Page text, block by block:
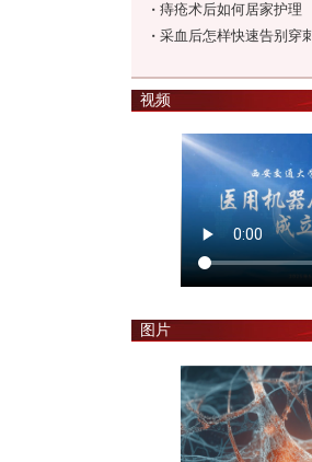
■ 痔疮术后如何居家护理
■ 采血后怎样快速告别穿
视频
图片